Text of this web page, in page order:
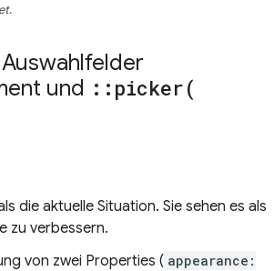
und :: picker(
die aktuelle Situation. Sie sehen es als
zu verbessern.
von zwei Properties ( appearance: